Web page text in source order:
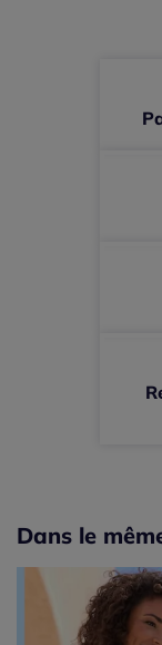
Dans le